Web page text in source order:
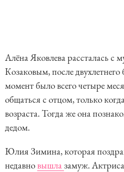
Алёна Яковлева рассталась
Козаковым, после
момент было всего четыре
общаться с отцом, только
возраста. Тогда же она
дедом.
Юлия Зимина, которая
недавновышла замуж.